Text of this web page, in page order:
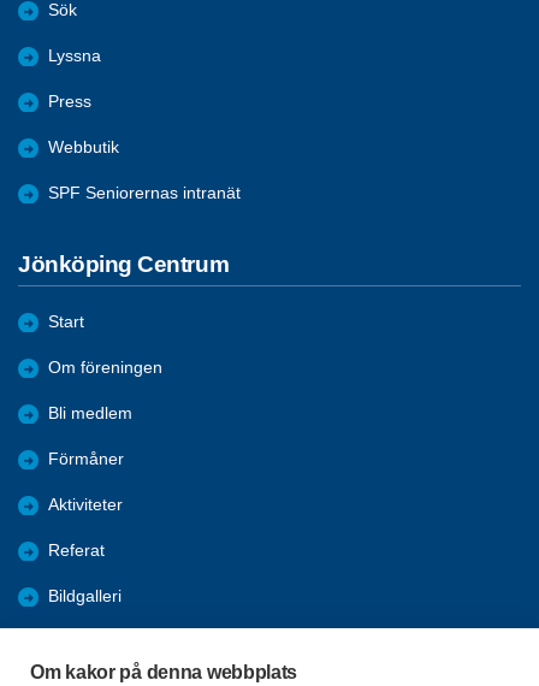
Om kakor på denna webbplats
Sök
Lyssna
Press
Webbutik
SPF Seniorernas intranät
Jönköping Centrum
Start
Om föreningen
Bli medlem
Förmåner
Aktiviteter
Referat
Bildgalleri